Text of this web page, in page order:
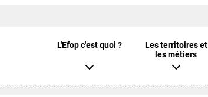
L'Efop c'est quoi ?
Les territoires et
les métiers